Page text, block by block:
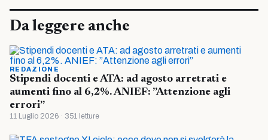
Da leggere anche
REDAZIONE
Stipendi docenti e ATA: ad agosto arretrati e
aumenti fino al 6,2%. ANIEF: ”Attenzione agli
errori”
11 Luglio 2026 · 351 letture